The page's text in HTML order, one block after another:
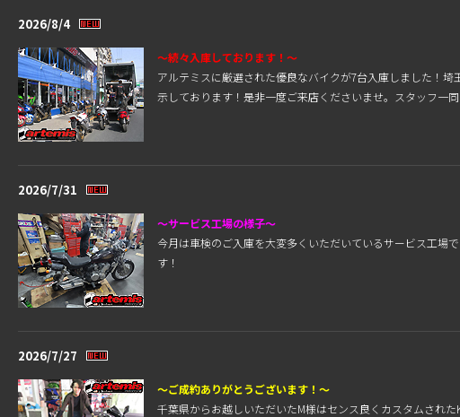
2026/8/4
～続々入庫しております！～
アルテミスに厳選された優良なバイクが7台入庫しました！
示しております！是非一度ご来店くださいませ。スタッフ一同
2026/7/31
～サービス工場の様子～
今月は車検のご入庫を大変多くいただいているサービス工場
す！
2026/7/27
～ご成約ありがとうございます！～
千葉県からお越しいただいたM様はセンス良くカスタムされ